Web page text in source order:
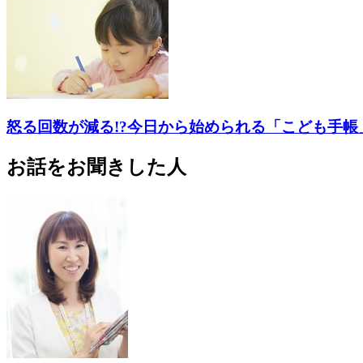
怒る回数が減る!?今日から始められる「こども手帳
お話をお聞きした人